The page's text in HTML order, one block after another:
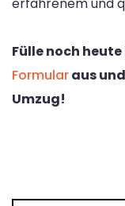
Fülle noch
Formularaus
Umzug!